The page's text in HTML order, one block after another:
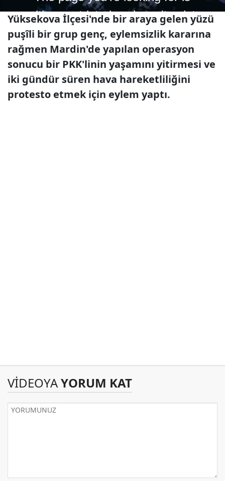
Yüksekova İlçesi'nde bir araya gelen yüzü
puşîli bir grup genç, eylemsizlik kararına
rağmen Mardin'de yapılan operasyon
sonucu bir PKK'linin yaşamını yitirmesi ve
iki gündür süren hava hareketliliğini
protesto etmek için eylem yaptı.
VİDEOYAYORUM KAT